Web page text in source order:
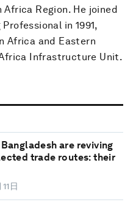
Region. He joined
in 1991,
Africa and Eastern
Infrastructure Unit.
Bangladesh are reviving
trade routes: their
日